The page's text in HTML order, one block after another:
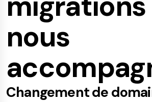
nous
Changement de